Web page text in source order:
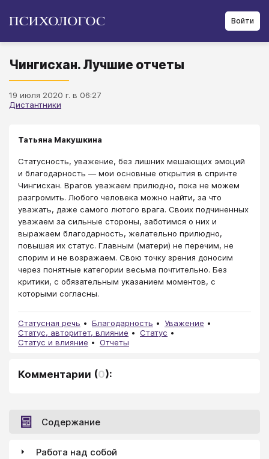
Войти
Чингисхан. Лучшие отчеты
19 июля 2020 г. в 06:27
Дистантники
Татьяна Макушкина
Статусность, уважение, без лишних мешающих эмоций
и благодарность — мои основные открытия в спринте
Чингисхан. Врагов уважаем прилюдно, пока не можем
разгромить. Любого человека можно найти, за что
уважать, даже самого лютого врага. Своих подчиненных
уважаем за сильные стороны, заботимся о них и
выражаем благодарность, желательно прилюдно,
повышая их статус. Главным (матери) не перечим, не
спорим и не возражаем. Свою точку зрения доносим
через понятные категории весьма почтительно. Без
критики, с обязательным указанием моментов, с
которыми согласны.
Статусная речь Благодарность
Уважение
Статус, авторитет, влияние
Статус
Статус и влияние
Отчеты
Комментарии (0):
Содержание
Работа над собой